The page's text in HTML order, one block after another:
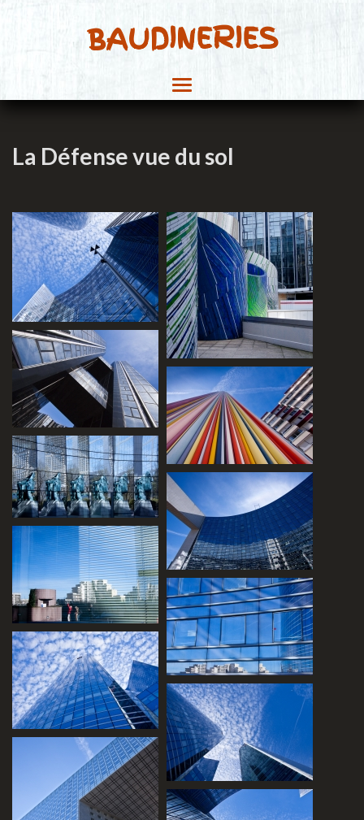
BAUDINERIES
La Défense vue du sol